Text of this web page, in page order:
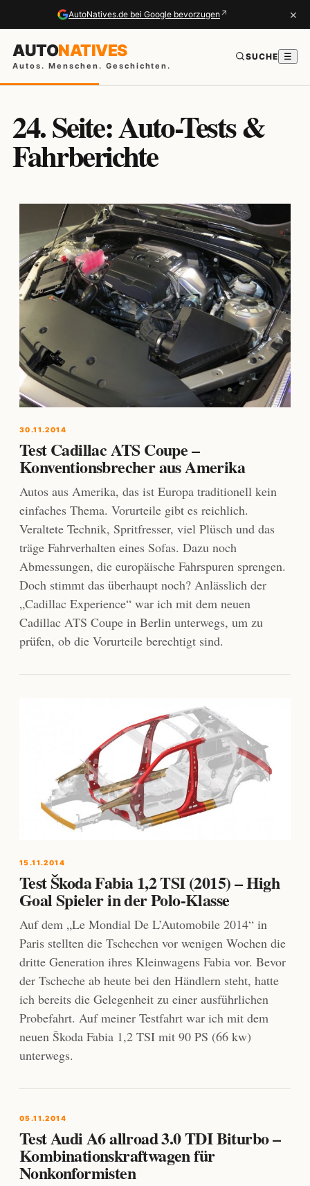
AutoNatives.de bei Google bevorzugen ↗ ×
AUTONATIVES
Autos. Menschen. Geschichten.
SUCHE ☰
24. Seite: Auto-Tests &
Fahrberichte
30.11.2014
Test Cadillac ATS Coupe –
Konventionsbrecher aus Amerika
Autos aus Amerika, das ist Europa traditionell kein
einfaches Thema. Vorurteile gibt es reichlich.
Veraltete Technik, Spritfresser, viel Plüsch und das
träge Fahrverhalten eines Sofas. Dazu noch
Abmessungen, die europäische Fahrspuren sprengen.
Doch stimmt das überhaupt noch? Anlässlich der
„Cadillac Experience“ war ich mit dem neuen
Cadillac ATS Coupe in Berlin unterwegs, um zu
prüfen, ob die Vorurteile berechtigt sind.
15.11.2014
Test Škoda Fabia 1,2 TSI (2015) – High
Goal Spieler in der Polo-Klasse
Auf dem „Le Mondial De L’Automobile 2014“ in
Paris stellten die Tschechen vor wenigen Wochen die
dritte Generation ihres Kleinwagens Fabia vor. Bevor
der Tscheche ab heute bei den Händlern steht, hatte
ich bereits die Gelegenheit zu einer ausführlichen
Probefahrt. Auf meiner Testfahrt war ich mit dem
neuen Škoda Fabia 1,2 TSI mit 90 PS (66 kw)
unterwegs.
05.11.2014
Test Audi A6 allroad 3.0 TDI Biturbo –
Kombinationskraftwagen für
Nonkonformisten